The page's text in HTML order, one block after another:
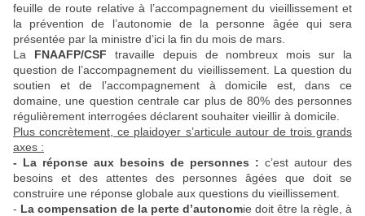
feuille de route relative à l’accompagnement du vieillissement et
la prévention de l’autonomie de la personne âgée qui sera
présentée par la ministre d’ici la fin du mois de mars.
La FNAAFP/CSF travaille depuis de nombreux mois sur la
question de l’accompagnement du vieillissement. La question du
soutien et de l’accompagnement à domicile est, dans ce
domaine, une question centrale car plus de 80% des personnes
régulièrement interrogées déclarent souhaiter vieillir à domicile.
Plus concrètement, ce plaidoyer s’articule autour de trois grands
axes :
- La réponse aux besoins de personnes : c’est autour des
besoins et des attentes des personnes âgées que doit se
construire une réponse globale aux questions du vieillissement.
- La compensation de la perte d’autonomie doit être la règle, à